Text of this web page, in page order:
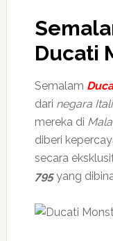
Ducati
Semalam
dari negara Itali
mereka di
diberi
secara
795yang